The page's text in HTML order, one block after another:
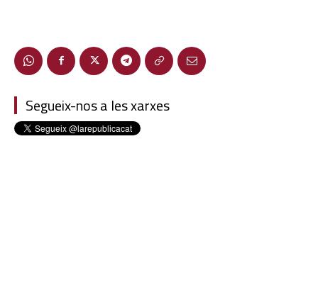
Segueix-nos a les xarxes